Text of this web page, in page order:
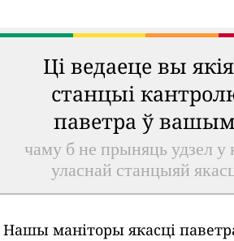
Ці ведаеце вы
станцыі
паветра ў
чаму б не прыняць удзел у
уласнай станцыяй
Нашы маніторы якасці